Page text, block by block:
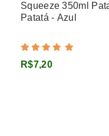
Squeeze 350ml
Patatá - Azul
R$7,20